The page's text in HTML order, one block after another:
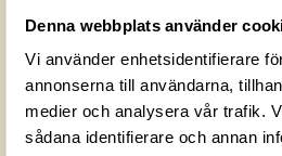
Denna webbplats använder
Vi använder enhetsidentifierare
annonserna till användarna,
medier och analysera vår trafik.
sådana identifierare och annan
Förmålsbenämning
Halsjärn
Fjätter
Föremålsnummer 608426_HST